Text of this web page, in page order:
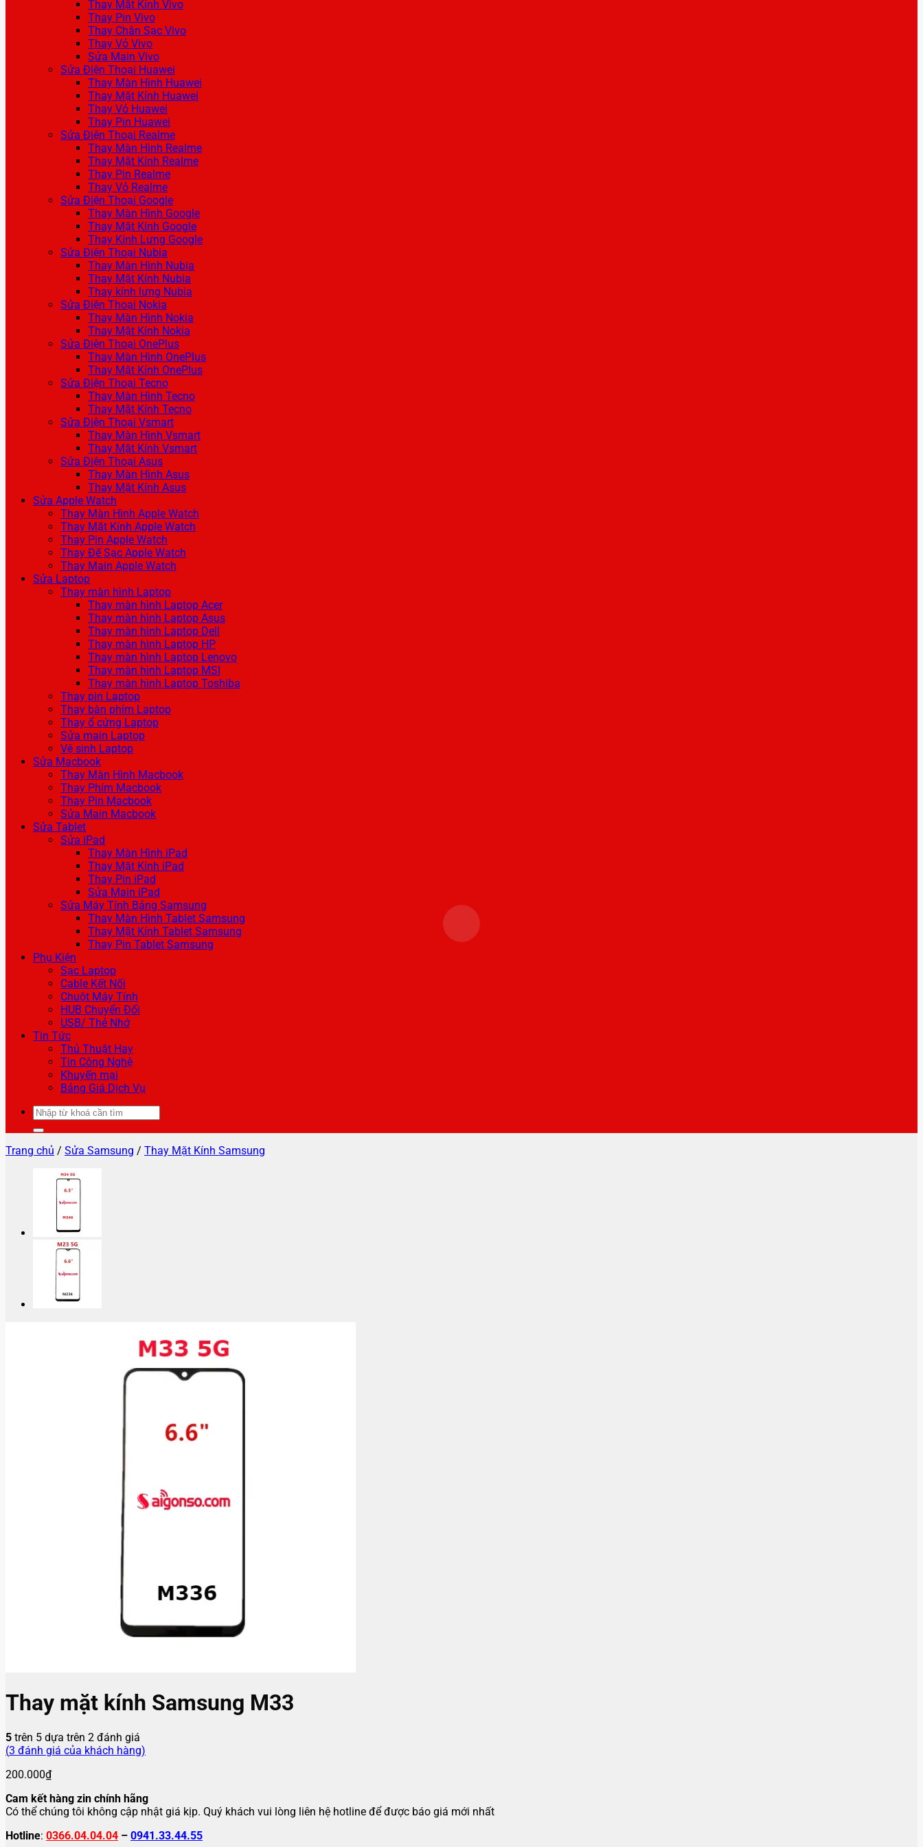
Thay Mặt Kính Vivo
Thay Pin Vivo
Thay Chân Sạc Vivo
Thay Vỏ Vivo
Sửa Main Vivo
Sửa Điện Thoại Huawei
Thay Màn Hình Huawei
Thay Mặt Kính Huawei
Thay Vỏ Huawei
Thay Pin Huawei
Sửa Điện Thoại Realme
Thay Màn Hình Realme
Thay Mặt Kính Realme
Thay Pin Realme
Thay Vỏ Realme
Sửa Điện Thoại Google
Thay Màn Hình Google
Thay Mặt Kính Google
Thay Kính Lưng Google
Sửa Điện Thoại Nubia
Thay Màn Hình Nubia
Thay Mặt Kính Nubia
Thay kính lưng Nubia
Sửa Điện Thoại Nokia
Thay Màn Hình Nokia
Thay Mặt Kính Nokia
Sửa Điện Thoại OnePlus
Thay Màn Hình OnePlus
Thay Mặt Kính OnePlus
Sửa Điện Thoại Tecno
Thay Màn Hình Tecno
Thay Mặt Kính Tecno
Sửa Điện Thoại Vsmart
Thay Màn Hình Vsmart
Thay Mặt Kính Vsmart
Sửa Điện Thoại Asus
Thay Màn Hình Asus
Thay Mặt Kính Asus
Sửa Apple Watch
Thay Màn Hình Apple Watch
Thay Mặt Kính Apple Watch
Thay Pin Apple Watch
Thay Đế Sạc Apple Watch
Thay Main Apple Watch
Sửa Laptop
Thay màn hình Laptop
Thay màn hình Laptop Acer
Thay màn hình Laptop Asus
Thay màn hình Laptop Dell
Thay màn hình Laptop HP
Thay màn hình Laptop Lenovo
Thay màn hình Laptop MSI
Thay màn hình Laptop Toshiba
Thay pin Laptop
Thay bàn phím Laptop
Thay ổ cứng Laptop
Sửa main Laptop
Vệ sinh Laptop
Sửa Macbook
Thay Màn Hình Macbook
Thay Phím Macbook
Thay Pin Macbook
Sửa Main Macbook
Sửa Tablet
Sửa iPad
Thay Màn Hình iPad
Thay Mặt Kính iPad
Thay Pin iPad
Sửa Main iPad
Sửa Máy Tính Bảng Samsung
Thay Màn Hình Tablet Samsung
Thay Mặt Kính Tablet Samsung
Thay Pin Tablet Samsung
Phụ Kiện
Sạc Laptop
Cable Kết Nối
Chuột Máy Tính
HUB Chuyển Đổi
USB/ Thẻ Nhớ
Tin Tức
Thủ Thuật Hay
Tin Công Nghệ
Khuyến mại
Bảng Giá Dịch Vụ
Tìm
kiếm:
Trang chủ / Sửa Samsung / Thay Mặt Kính Samsung
Thay mặt kính Samsung M33
5 trên 5 dựa trên 2 đánh giá
(3 đánh giá của khách hàng)
200.000₫
Cam kết hàng zin chính hãng
Có thể chúng tôi không cập nhật giá kịp. Quý khách vui lòng liên hệ hotline để được báo giá mới nhất
Hotline: 0366.04.04.04 – 0941.33.44.55